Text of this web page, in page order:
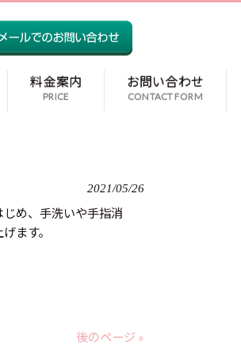
料金案内
PRICE
お問い合わせ
CONTACT FORM
2021/05/26
め、手洗いや手指消
ます。
後のページ »